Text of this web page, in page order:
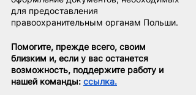
для предоставления
правоохранительным органам Польши.
Помогите, прежде всего, своим
близким и, если у вас останется
возможность, поддержите работу и
нашей команды: ссылка.